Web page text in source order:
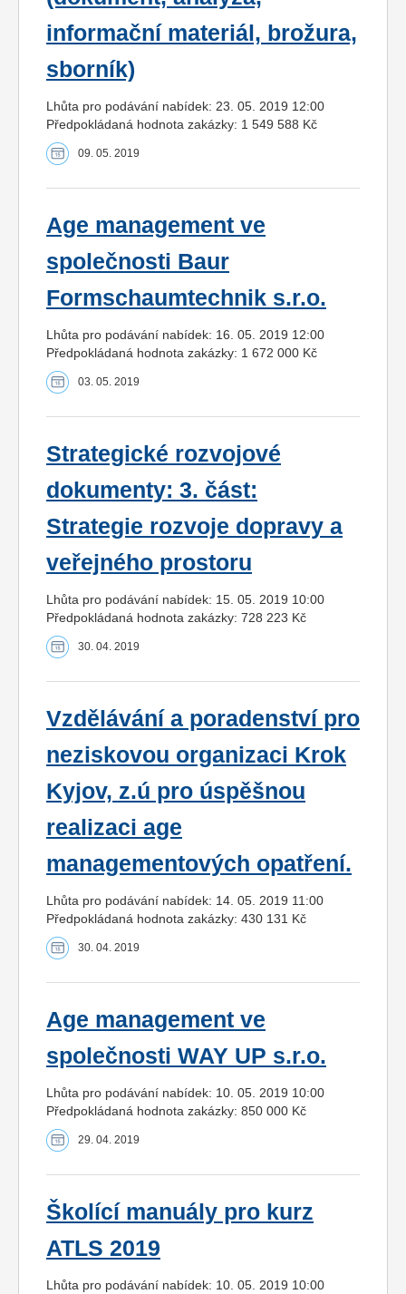
informační materiál, brožura,
sborník)
Lhůta pro podávání nabídek: 23. 05. 2019 12:00
Předpokládaná hodnota zakázky: 1 549 588 Kč
09. 05. 2019
Age management ve
společnosti Baur
Formschaumtechnik s.r.o.
Lhůta pro podávání nabídek: 16. 05. 2019 12:00
Předpokládaná hodnota zakázky: 1 672 000 Kč
03. 05. 2019
Strategické rozvojové
dokumenty: 3. část:
Strategie rozvoje dopravy a
veřejného prostoru
Lhůta pro podávání nabídek: 15. 05. 2019 10:00
Předpokládaná hodnota zakázky: 728 223 Kč
30. 04. 2019
Vzdělávání a poradenství pro
neziskovou organizaci Krok
Kyjov, z.ú pro úspěšnou
realizaci age
managementových opatření.
Lhůta pro podávání nabídek: 14. 05. 2019 11:00
Předpokládaná hodnota zakázky: 430 131 Kč
30. 04. 2019
Age management ve
společnosti WAY UP s.r.o.
Lhůta pro podávání nabídek: 10. 05. 2019 10:00
Předpokládaná hodnota zakázky: 850 000 Kč
29. 04. 2019
Školící manuály pro kurz
ATLS 2019
Lhůta pro podávání nabídek: 10. 05. 2019 10:00